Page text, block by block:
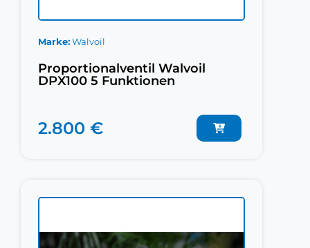
Marke Walvoil
Proportionalventil Walvoil
DPX100 5 Funktionen
2.800 €